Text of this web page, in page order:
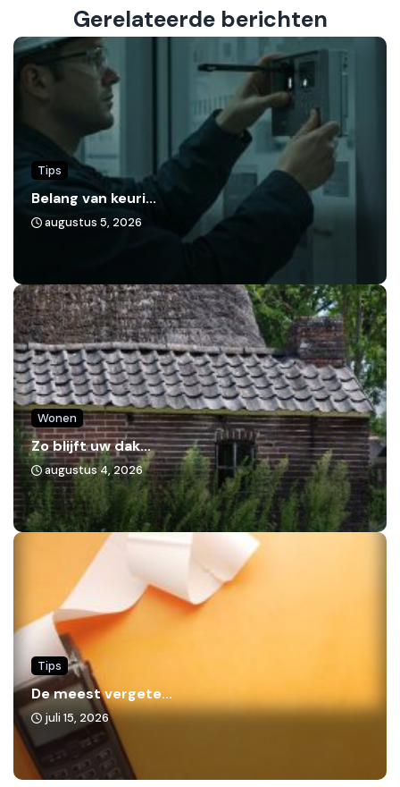
Gerelateerde berichten
Tips
Belang van keuri...
augustus 5, 2026
Wonen
Zo blijft uw dak...
augustus 4, 2026
Tips
De meest vergete...
juli 15, 2026